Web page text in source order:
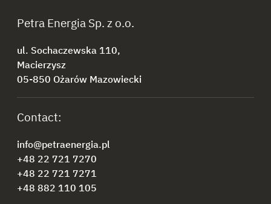
Petra Energia Sp. z o.o.
ul. Sochaczewska 110,
Macierzysz
05-850 Ożarów Mazowiecki
Contact:
info@petraenergia.pl
+48 22 721 7270
+48 22 721 7271
+48 882 110 105